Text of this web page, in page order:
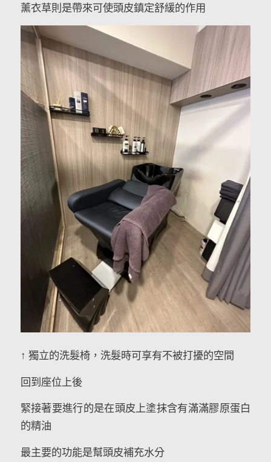
薰衣草則是帶來可使頭皮鎮定舒緩的作用
↑ 獨立的洗髮椅，洗髮時可享有不被打擾的空間
回到座位上後
緊接著要進行的是在頭皮上塗抹含有滿滿膠原蛋白
的精油
最主要的功能是幫頭皮補充水分